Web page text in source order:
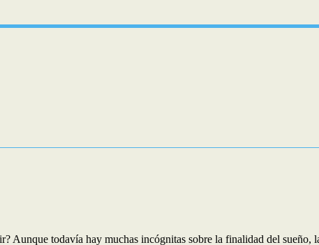
Aunque todavía hay muchas incógnitas sobre la finalidad del sueño,